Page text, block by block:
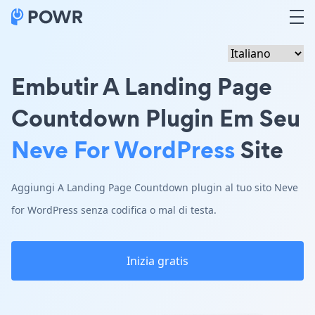
Embutir A Landing Page
Countdown Plugin Em Seu
Neve For WordPressSite
Aggiungi A Landing Page Countdown plugin al tuo sito Neve
for WordPress senza codifica o mal di testa.
Inizia gratis